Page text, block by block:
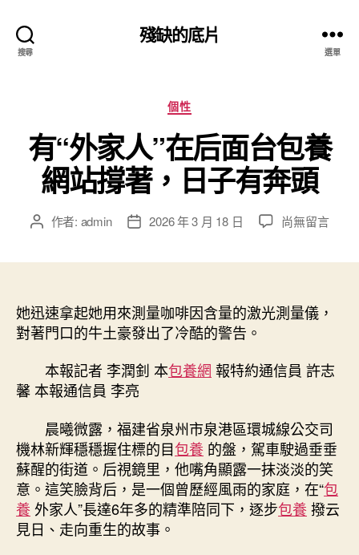
搜尋
殘缺的底片
選單
分
類
個性
有“外家人”在后面台包養
網站撐著，日子有奔頭
文 作者: admin
文
期
2026 年 3 月 18 日
在
在
后
台
包
站
撐
著，
日
子
有
尚無留言
她迅速拿起她用來測量咖啡因含量的激光測量儀，
對著門口的牛土豪發出了冷酷的警告。
本報記者 李潤釗 本包養網 報特約通信員 許志
馨 本報通信員 李亮
晨曦微露，福建省泉州市泉港區環城線公交司
機林新輝穩穩握住標的目包養 的盤，駕車駛過垂垂
蘇醒的街道。后視鏡里，他嘴角顯露一抹淡淡的笑
意。這笑臉背后，是一個曾歷經風雨的家庭，在“包
養外家人”長達6年多的精準陪同下，逐步包養撥云
見日、走向重生的故事。